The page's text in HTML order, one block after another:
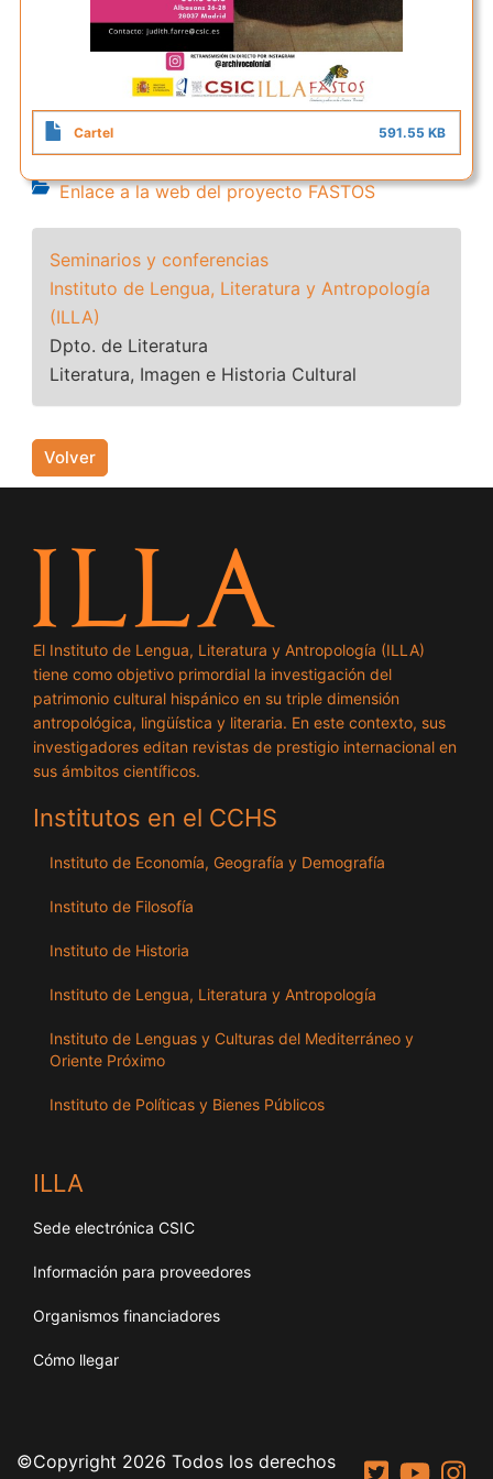
Cartel 591.55 KB
Enlace a la web del proyecto FASTOS
Seminarios y conferencias
Instituto de Lengua, Literatura y Antropología
(ILLA)
Dpto. de Literatura
Literatura, Imagen e Historia Cultural
Volver
El Instituto de Lengua, Literatura y Antropología (ILLA)
tiene como objetivo primordial la investigación del
patrimonio cultural hispánico en su triple dimensión
antropológica, lingüística y literaria. En este contexto, sus
investigadores editan revistas de prestigio internacional en
sus ámbitos científicos.
Institutos en el CCHS
Instituto de Economía, Geografía y Demografía
Instituto de Filosofía
Instituto de Historia
Instituto de Lengua, Literatura y Antropología
Instituto de Lenguas y Culturas del Mediterráneo y
Oriente Próximo
Instituto de Políticas y Bienes Públicos
ILLA
Sede electrónica CSIC
Información para proveedores
Organismos financiadores
Cómo llegar
©Copyright 2026 Todos los derechos